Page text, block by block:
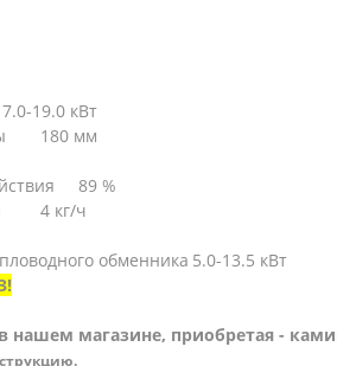
7.0-19.0 кВт
180 мм
89 %
4 кг/ч
обменника 5.0-13.5 кВт
нашем магазине, приобретая -